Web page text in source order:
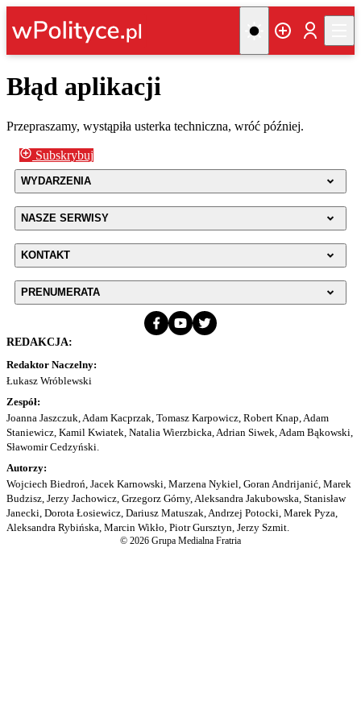
Błąd aplikacji
Przepraszamy, wystąpiła usterka techniczna, wróć później.
Subskrybuj
WYDARZENIA
NASZE SERWISY
KONTAKT
PRENUMERATA
REDAKCJA:
Redaktor Naczelny:
Łukasz Wróblewski
Zespół:
Joanna Jaszczuk, Adam Kacprzak, Tomasz Karpowicz, Robert Knap, Adam
Staniewicz, Kamil Kwiatek, Natalia Wierzbicka, Adrian Siwek, Adam Bąkowski,
Sławomir Cedzyński.
Autorzy:
Wojciech Biedroń, Jacek Karnowski, Marzena Nykiel, Goran Andrijanić, Marek
Budzisz, Jerzy Jachowicz, Grzegorz Górny, Aleksandra Jakubowska, Stanisław
Janecki, Dorota Łosiewicz, Dariusz Matuszak, Andrzej Potocki, Marek Pyza,
Aleksandra Rybińska, Marcin Wikło, Piotr Gursztyn, Jerzy Szmit.
© 2026 Grupa Medialna Fratria